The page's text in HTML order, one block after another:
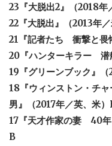
23『大脱出2』（2018年
22『大脱出』（2013年
21『記者たち 衝撃と畏
20『ハンターキラー 潜
19『グリーンブック』
18『ウィンストン・チ
男』（2017年／英、米
17『天才作家の妻 40年
B